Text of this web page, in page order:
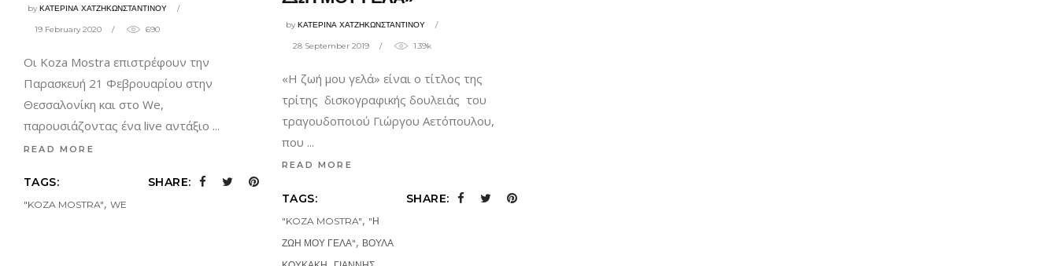
byΚΑΤΕΡΙΝΑ ΧΑΤΖΗΚΩΝΣΤΑΝΤΙΝΟΥ
19 February 2020 690
Οι Koza Mostra επιστρέφουν την
Παρασκευή 21 Φεβρουαρίου στην
Θεσσαλονίκη και στο We,
παρουσιάζοντας ένα live αντάξιο
READ MORE
TAGS:
"KOZA MOSTRA", WE
SHARE:
byΚΑΤΕΡΙΝΑ ΧΑΤΖΗΚΩΝΣΤΑΝΤΙΝΟΥ
28 September 2019 1.39k
«Η ζωή μου γελά» είναι ο τίτλος της
τρίτης δισκογραφικής δουλειάς του
τραγουδοποιού Γιώργου Αετόπουλου,
που
READ MORE
TAGS:
"KOZA MOSTRA", "Η
ΖΩΗ ΜΟΥ ΓΕΛΑ", ΒΟΥΛΑ
SHARE: